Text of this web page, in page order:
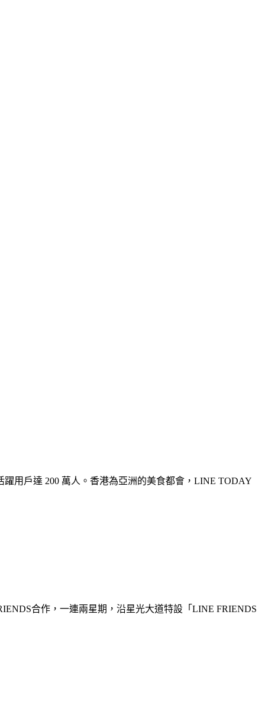
用戶達 200 萬人。香港為亞洲的美食都會，LINE TODAY
合作，一連兩星期，沿星光大道特設「LINE FRIENDS